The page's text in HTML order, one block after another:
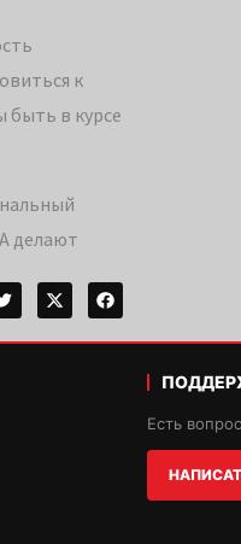
к
быть в курсе
делают
Есть